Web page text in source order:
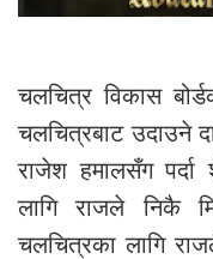
चलचित्र विकास
चलचित्रबाट उदाउने
राजेश हमालसँग
लागि राजले निकै
चलचित्रका लागि